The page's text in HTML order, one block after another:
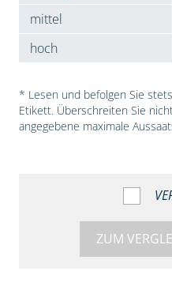
mittel
hoch
* Lesen und befolgen Sie
Etikett. Überschreiten Sie
angegebene maximale
ZUM